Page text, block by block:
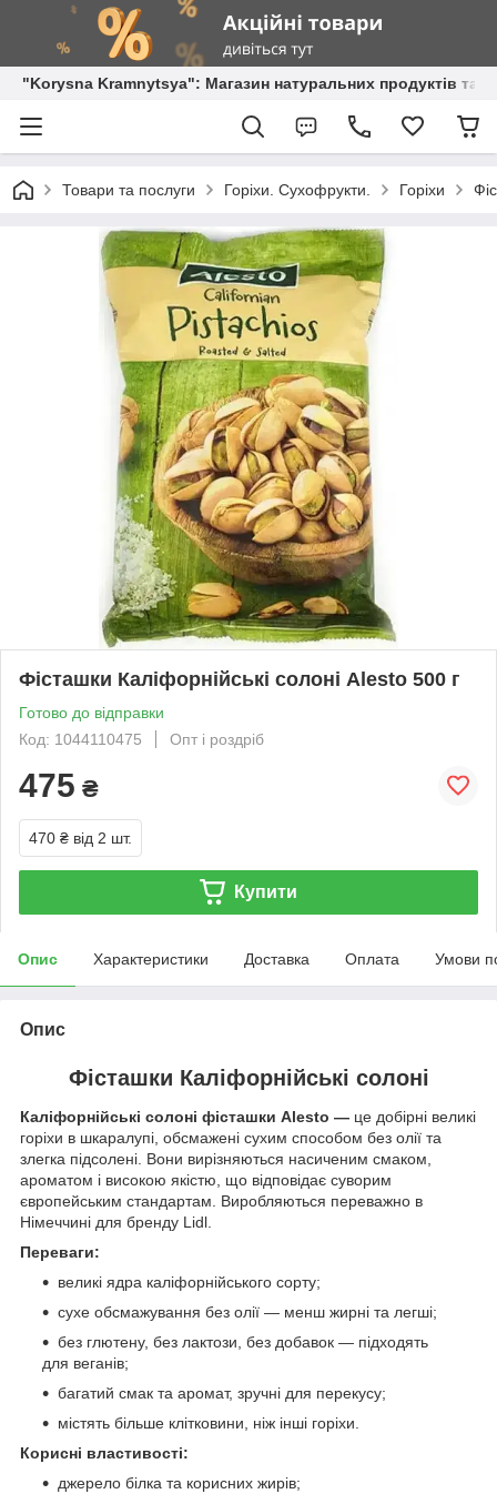
"Korysna Kramnytsya": Магазин натуральних продуктів та
Товари та послуги Горіхи. Сухофрукти. Горіхи
Фісташки Каліфорнійські солоні Alesto 500 г
Готово до відправки
Код: 1044110475
Опт і роздріб
475 ₴
470 ₴ від 2 шт.
Купити
Опис Характеристики Доставка Оплата Умови
Опис
Фісташки Каліфорнійські солоні
Каліфорнійські солоні фісташки Alesto — це добірні великі
горіхи в шкаралупі, обсмажені сухим способом без олії та
злегка підсолені. Вони вирізняються насиченим смаком,
ароматом і високою якістю, що відповідає суворим
європейським стандартам. Виробляються переважно в
Німеччині для бренду Lidl.
Переваги:
великі ядра каліфорнійського сорту;
сухе обсмажування без олії — менш жирні та легші;
без глютену, без лактози, без добавок — підходять
для веганів;
багатий смак та аромат, зручні для перекусу;
містять більше клітковини, ніж інші горіхи.
Корисні властивості:
джерело білка та корисних жирів;